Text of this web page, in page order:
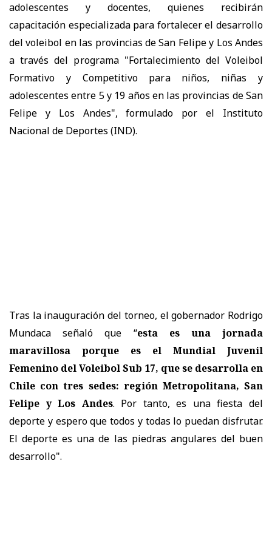
adolescentes y docentes, quienes recibirán
capacitación especializada para fortalecer el desarrollo
del voleibol en las provincias de San Felipe y Los Andes
a través del programa "Fortalecimiento del Voleibol
Formativo y Competitivo para niños, niñas y
adolescentes entre 5 y 19 años en las provincias de San
Felipe y Los Andes", formulado por el Instituto
Nacional de Deportes (IND).
Tras la inauguración del torneo, el gobernador Rodrigo
Mundaca señaló que “esta es una jornada
maravillosa porque es el Mundial Juvenil
Femenino del Voleibol Sub 17, que se desarrolla en
Chile con tres sedes: región Metropolitana, San
Felipe y Los Andes. Por tanto, es una fiesta del
deporte y espero que todos y todas lo puedan disfrutar.
El deporte es una de las piedras angulares del buen
desarrollo".